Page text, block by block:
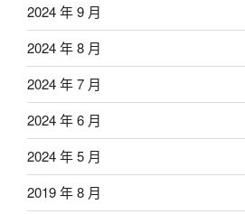
2024 年 9 月
2024 年 8 月
2024 年 7 月
2024 年 6 月
2024 年 5 月
2019 年 8 月